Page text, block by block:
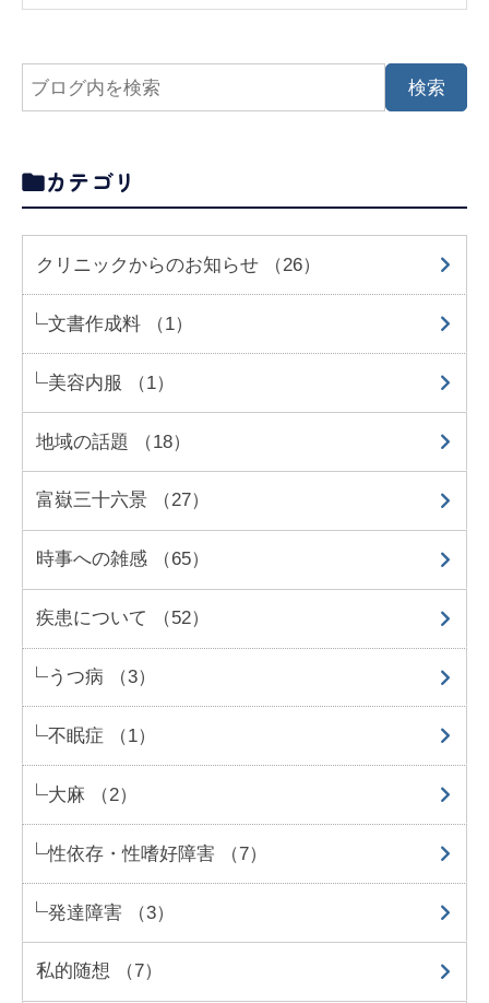
カテゴリ
クリニックからのお知らせ （26）
文書作成料 （1）
美容内服 （1）
地域の話題 （18）
富嶽三十六景 （27）
時事への雑感 （65）
疾患について （52）
うつ病 （3）
不眠症 （1）
大麻 （2）
性依存・性嗜好障害 （7）
発達障害 （3）
私的随想 （7）